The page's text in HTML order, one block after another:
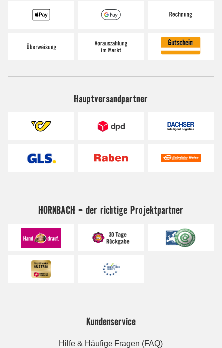
Hauptversandpartner
HORNBACH - der richtige Projektpartner
Kundenservice
Hilfe & Häufige Fragen (FAQ)